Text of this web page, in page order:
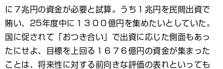
に７兆円の資金が必要と試算。うち１兆円を民間出資で
賄い、25年度中に１３００億円を集めたいとしていた。
国に促されて「おつき合い」で出資に応じた側面もあっ
たにせよ、目標を上回る１６７６億円の資金が集まった
ことは、将来性に対する前向きな評価の表れといっても